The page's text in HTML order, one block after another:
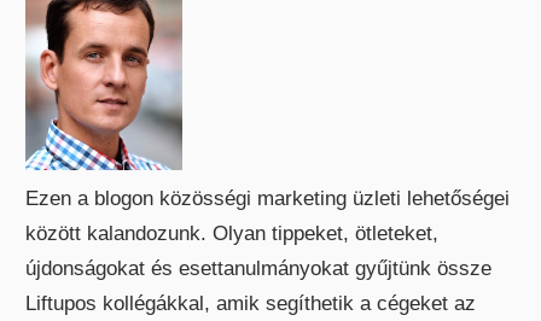
Ezen a blogon közösségi marketing üzleti lehetőségei
között kalandozunk. Olyan tippeket, ötleteket,
újdonságokat és esettanulmányokat gyűjtünk össze
Liftupos kollégákkal, amik segíthetik a cégeket az